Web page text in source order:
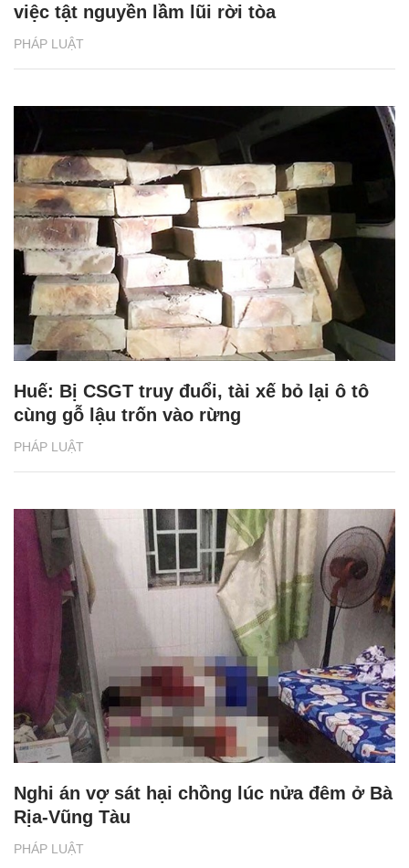
PHÁP LUẬT
việc tật nguyền lầm lũi rời tòa
PHÁP LUẬT
Huế: Bị CSGT truy đuổi, tài xế bỏ lại ô tô
cùng gỗ lậu trốn vào rừng
PHÁP LUẬT
Nghi án vợ sát hại chồng lúc nửa đêm ở Bà
Rịa-Vũng Tàu